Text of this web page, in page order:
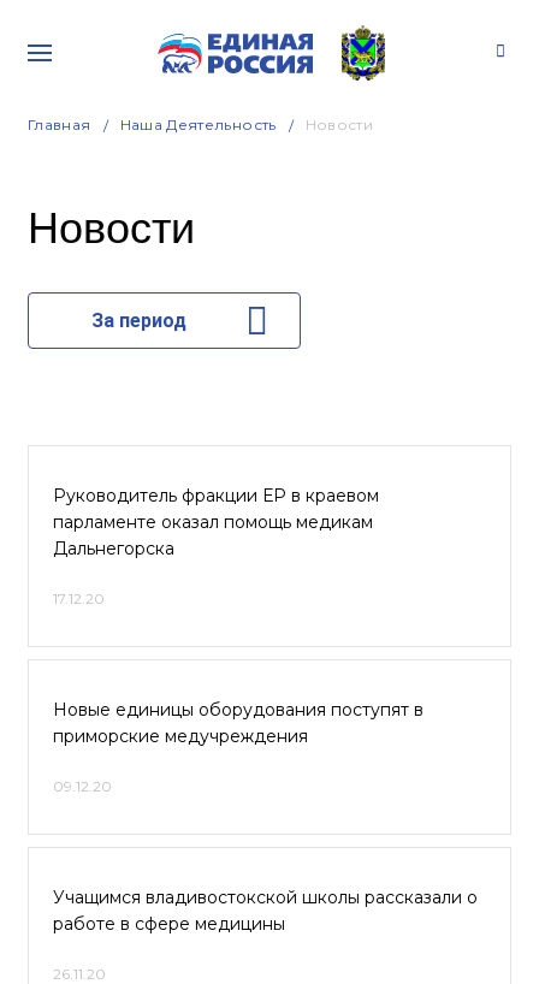
Главная Наша Деятельность Новости
Новости
За период
Руководитель фракции ЕР в краевом
парламенте оказал помощь медикам
Дальнегорска
17.12.20
Новые единицы оборудования поступят в
приморские медучреждения
09.12.20
Учащимся владивостокской школы рассказали о
работе в сфере медицины
26.11.20